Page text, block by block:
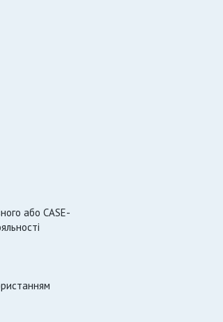
або CASE-